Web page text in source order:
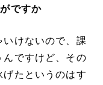
ですか
いけないので、課
んですけど、その
たというのはす